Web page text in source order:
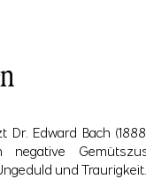
Dr. Edward Bach
negative
und Traurigkeit.